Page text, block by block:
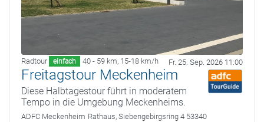
Radtour einfach 40 - 59 km, 15-18 km/h Fr. 25. Sep. 2026 11:00
Freitagstour Meckenheim
Diese Halbtagestour führt in moderatem
Tempo in die Umgebung Meckenheims.
ADFC Meckenheim Rathaus, Siebengebirgsring 4 53340